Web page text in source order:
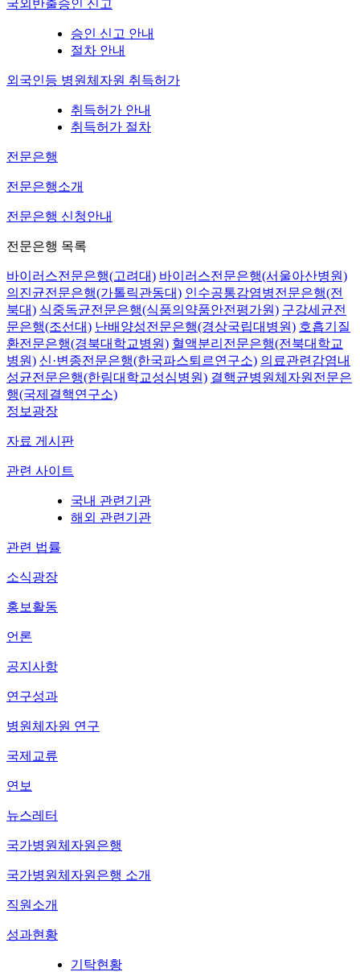
국외반출승인 신고
승인 신고 안내
절차 안내
외국인등 병원체자원 취득허가
취득허가 안내
취득허가 절차
전문은행
전문은행소개
전문은행 신청안내
전문은행 목록
바이러스전문은행(고려대) 바이러스전문은행(서울아산병원)
의진균전문은행(가톨릭관동대) 인수공통감염병전문은행(전
북대) 식중독균전문은행(식품의약품안전평가원) 구강세균전
문은행(조선대) 난배양성전문은행(경상국립대병원) 호흡기질
환전문은행(경북대학교병원) 혈액분리전문은행(전북대학교
병원) 신·변종전문은행(한국파스퇴르연구소) 의료관련감염내
성균전문은행(한림대학교성심병원) 결핵균병원체자원전문은
행(국제결핵연구소)
정보광장
자료 게시판
관련 사이트
국내 관련기관
해외 관련기관
관련 법률
소식광장
홍보활동
언론
공지사항
연구성과
병원체자원 연구
국제교류
연보
뉴스레터
국가병원체자원은행
국가병원체자원은행 소개
직원소개
성과현황
기탁현황